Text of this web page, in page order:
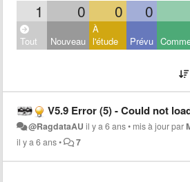
1 0 0 0
Tout Nouveau
À
l'étude
Prévu
V5.9 Error (5) - Could not load library error on load Windows 10
@RagdataAU il y a 6 ans• mis à jour par
il y a 6 ans• 7